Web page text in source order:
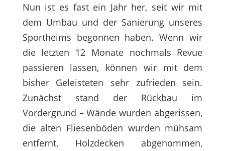
Nun ist es fast ein Jahr her, seit wir mit
dem Umbau und der Sanierung unseres
Sportheims begonnen haben. Wenn wir
die letzten 12 Monate nochmals Revue
passieren lassen, können wir mit dem
bisher Geleisteten sehr zufrieden sein.
Zunächst stand der Rückbau im
Vordergrund – Wände wurden abgerissen,
die alten Fliesenböden wurden mühsam
entfernt, Holzdecken abgenommen,